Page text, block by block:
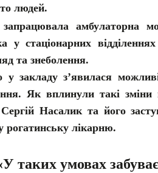
людей.
амбулаторна
у стаціонарних
та знеболення.
закладу з’явилася
Як вплинули такі зміни
Насалик та його
рогатинську лікарню.
таких умовах